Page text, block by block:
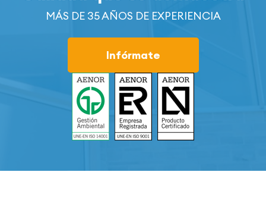
MÁS DE 35 AÑOS DE EXPERIENCIA
Infórmate